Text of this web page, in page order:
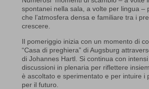
spontanei nella sala, a volte per lingua –
che l’atmosfera densa e familiare tra i
crescere.
Il pomeriggio inizia con un momento di
“Casa di preghiera” di Augsburg
di Johannes Hartl. Si continua con
discussioni in plenaria per riflettere
è ascoltato e sperimentato e per intuire i
per il futuro.